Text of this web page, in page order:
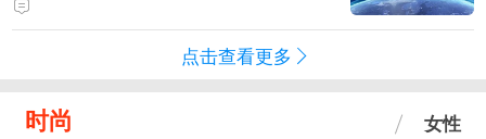
点击查看更多
时尚 女性